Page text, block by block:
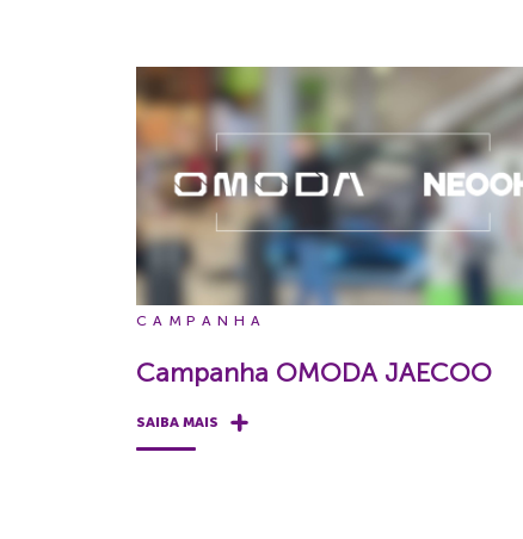
CAMPANHA
Campanha OMODA JAECOO
SAIBA MAIS